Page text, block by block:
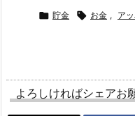
 貯金  お金 , ア
よろしければシェアお